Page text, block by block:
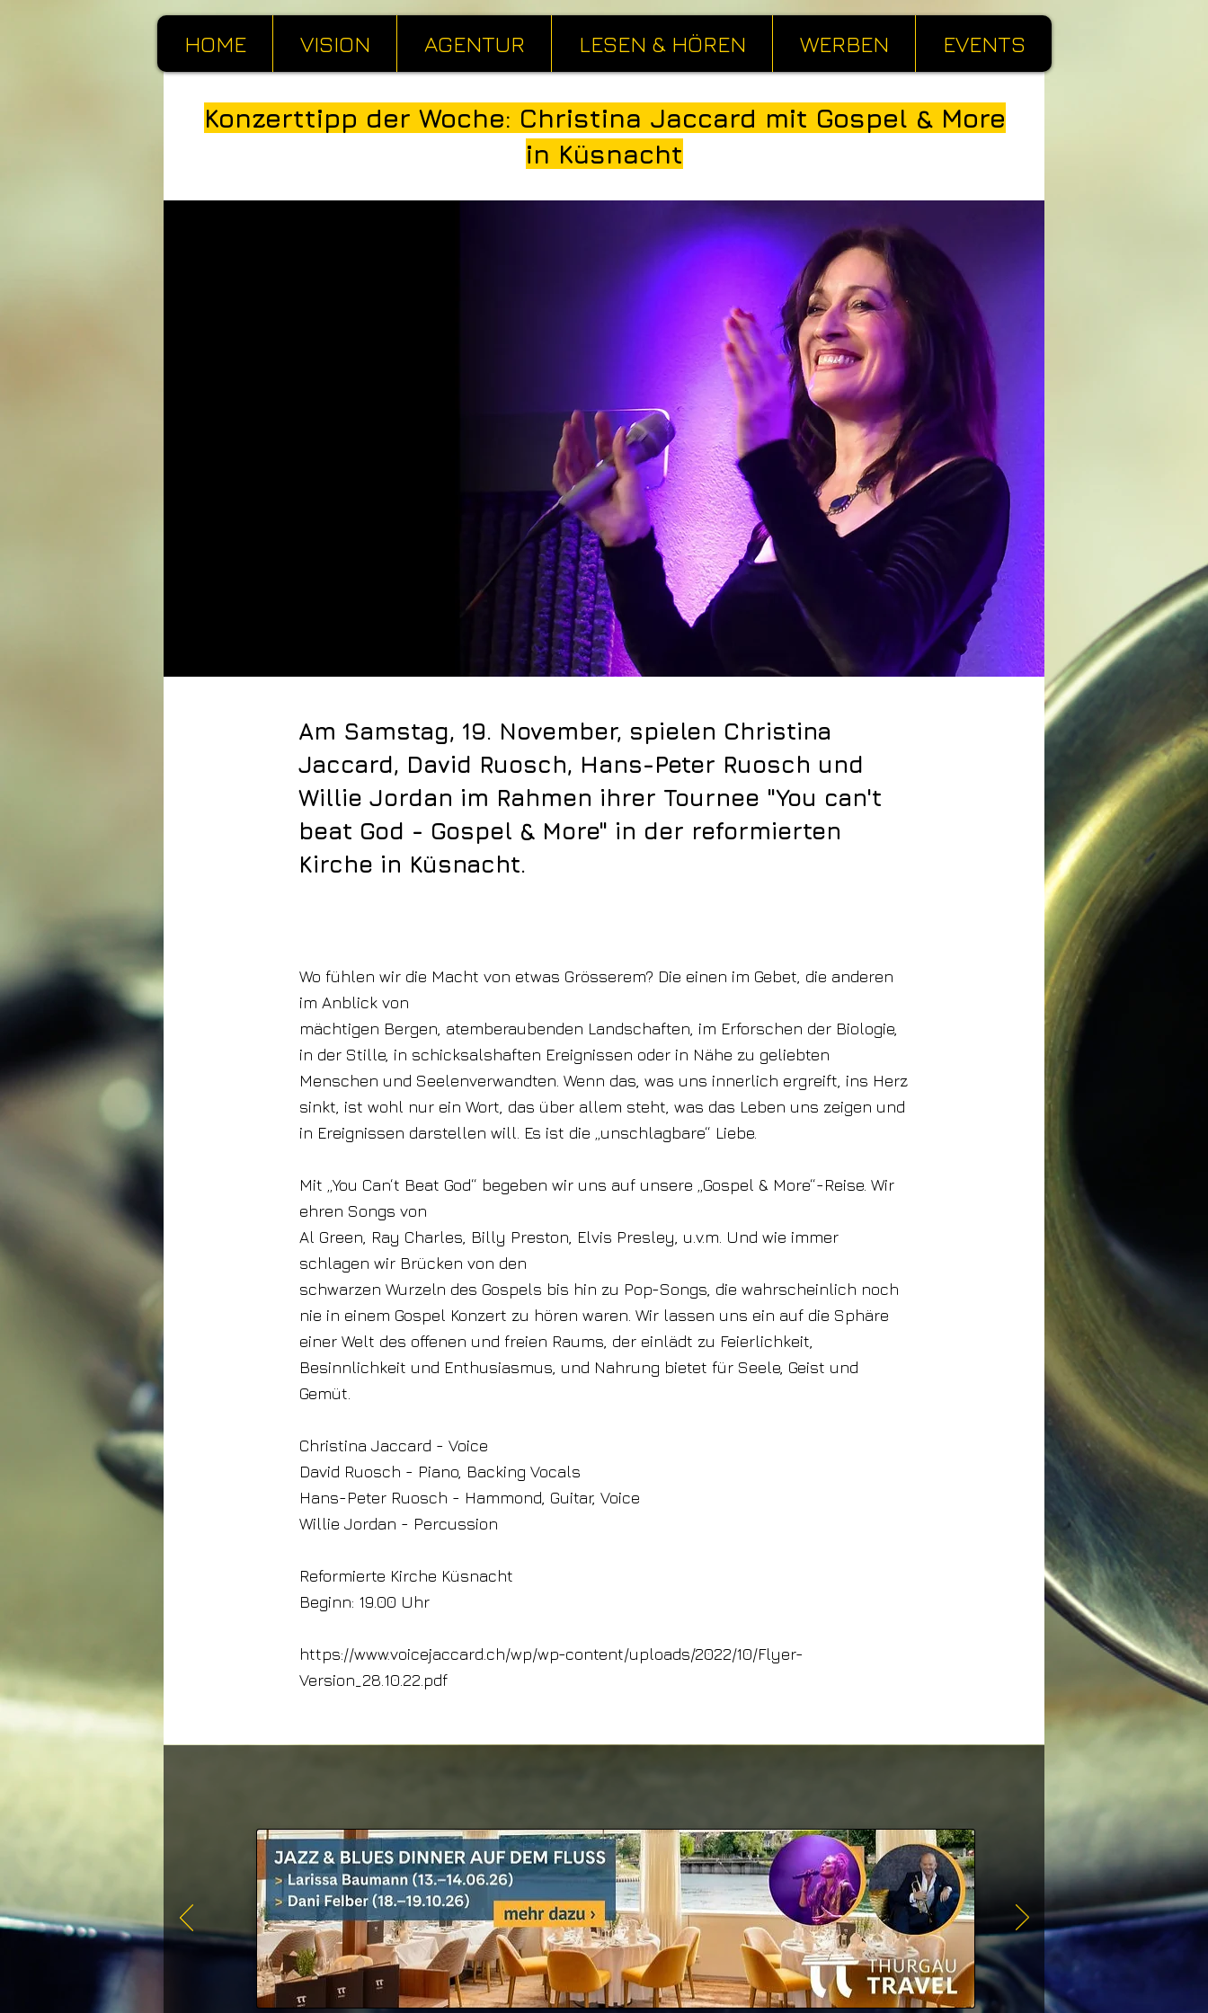
HOME VISION AGENTUR LESEN & HÖREN WERBEN EVENTS
Konzerttipp der Woche: Christina Jaccard mit Gospel & More
in Küsnacht
Am Samstag, 19. November, spielen Christina
Jaccard, David Ruosch, Hans-Peter Ruosch und
Willie Jordan im Rahmen ihrer Tournee "You can't
beat God - Gospel & More" in der reformierten
Kirche in Küsnacht.
Wo fühlen wir die Macht von etwas Grösserem? Die einen im Gebet, die anderen
im Anblick von
mächtigen Bergen, atemberaubenden Landschaften, im Erforschen der Biologie,
in der Stille, in schicksalshaften Ereignissen oder in Nähe zu geliebten
Menschen und Seelenverwandten. Wenn das, was uns innerlich ergreift, ins Herz
sinkt, ist wohl nur ein Wort, das über allem steht, was das Leben uns zeigen und
in Ereignissen darstellen will. Es ist die „unschlagbare“ Liebe.
Mit „You Can‘t Beat God“ begeben wir uns auf unsere „Gospel & More“-Reise. Wir
ehren Songs von
Al Green, Ray Charles, Billy Preston, Elvis Presley, u.v.m. Und wie immer
schlagen wir Brücken von den
schwarzen Wurzeln des Gospels bis hin zu Pop-Songs, die wahrscheinlich noch
nie in einem Gospel Konzert zu hören waren. Wir lassen uns ein auf die Sphäre
einer Welt des offenen und freien Raums, der einlädt zu Feierlichkeit,
Besinnlichkeit und Enthusiasmus, und Nahrung bietet für Seele, Geist und
Gemüt.
Christina Jaccard - Voice
David Ruosch - Piano, Backing Vocals
Hans-Peter Ruosch - Hammond, Guitar, Voice
Willie Jordan - Percussion
Reformierte Kirche Küsnacht
Beginn: 19.00 Uhr
https://www.voicejaccard.ch/wp/wp-content/uploads/2022/10/Flyer-
Version_28.10.22.pdf